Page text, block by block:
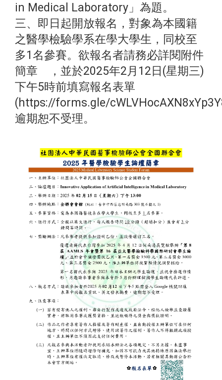
in Medical Laboratory」為題。
三、即日起開放報名，對象為本國籍
之醫學檢驗學系在學大學生，同校至
多1名參賽。欲報名者請務必詳閱附件
簡章 ，並於2025年2月12日(星期三)
下午5時前填寫報名表單
(https://forms.gle/
逾期恕不受理。